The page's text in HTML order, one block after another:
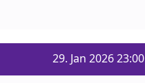
29. Jan 2026 23:00